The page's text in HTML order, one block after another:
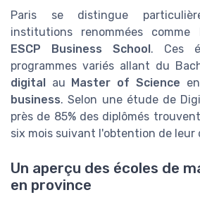
Paris se distingue
institutions renommées comme
ESCP Business School . Ces
programmes variés allant du
digital
au Master of Science en
business. Selon une étude de
près de 85% des diplômés
six mois suivant l'obtention de leur
Un aperçu des écoles de
en province